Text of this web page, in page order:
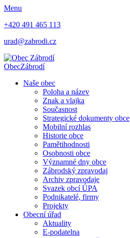
Menu
+420 491 465 113
urad@zabrodi.cz
ObecZábrodí
Naše obec
Poloha a název
Znak a vlajka
Současnost
Strategické dokumenty obce
Mobilní rozhlas
Historie obce
Pamětihodnosti
Osobnosti obce
Významné dny obce
Zábrodský zpravodaj
Archiv zpravodaje
Svazek obcí ÚPA
Podnikatelé, firmy
Projekty
Obecní úřad
Aktuality
E-podatelna